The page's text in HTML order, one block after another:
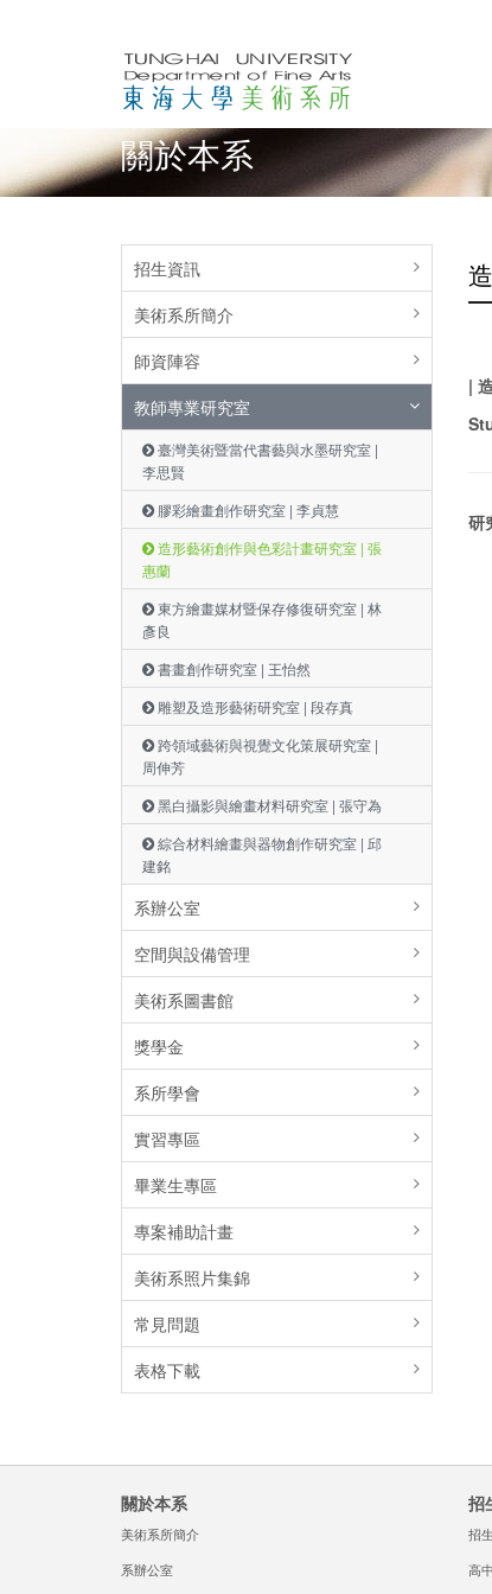
關於本系
招生資訊
美術系所簡介
師資陣容
教師專業研究室
臺灣美術暨當代書藝與水墨研究室 |
李思賢
膠彩繪畫創作研究室 | 李貞慧
造形藝術創作與色彩計畫研究室 | 張
惠蘭
東方繪畫媒材暨保存修復研究室 | 林
彥良
書畫創作研究室 | 王怡然
雕塑及造形藝術研究室 | 段存真
跨領域藝術與視覺文化策展研究室 |
周伸芳
黑白攝影與繪畫材料研究室 | 張守為
綜合材料繪畫與器物創作研究室 | 邱
建銘
系辦公室
空間與設備管理
美術系圖書館
獎學金
系所學會
實習專區
畢業生專區
專案補助計畫
美術系照片集錦
常見問題
表格下載
|
研
關於本系
美術系所簡介
系辦公室
招
招
高